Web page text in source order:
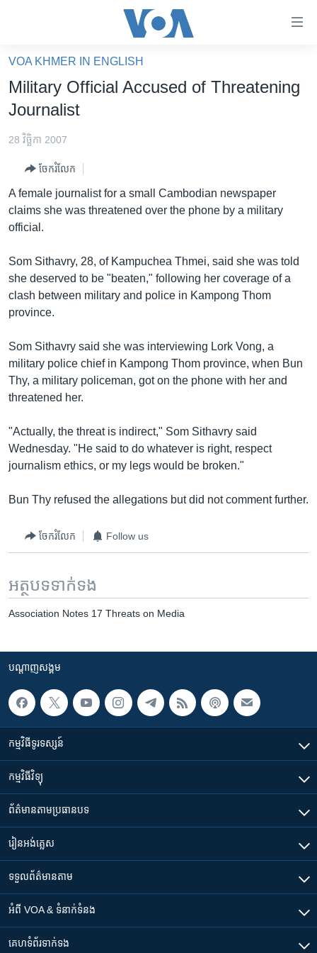
គេហទំព័រ​
ទាក់ទង
និង​
តែ​
ម្តង
រំលង​
ចូល​
ទៅ​
ទំព័រ​
រចនា
រំលង​
និង​
ចូល​
ទៅ​
ទំព័រ​
ស្វែង​
រក
ហេឡូវីអូអេ
កម្ពុជាច្នៃប្រតិដ្ឋ
ព្រឹត្តិការណ៍ព័ត៌មាន
វិទ្យុ / ផតខាសថ៍
Khmer English
បណ្តាញ​សង្គម
ភាសា
VOA KHMER IN ENGLISH
Military Official Accused of Threatening
Journalist
28 វិច្ឆិកា 2007
ចែករំលែក
A female journalist for a small Cambodian newspaper
claims she was threatened over the phone by a military
official.
Som Sithavry, 28, of Kampuchea Thmei, said she was told
she deserved to be "beaten," following her coverage of a
clash between military and police in Kampong Thom
province.
Som Sithavry said she was interviewing Lork Vong, a
military police chief in Kampong Thom province, when Bun
Thy, a military policeman, got on the phone with her and
threatened her.
"Actually, the threat is indirect," Som Sithavry said
Wednesday. "He said to do whatever is right, respect
journalism ethics, or my legs would be broken."
Bun Thy refused the allegations but did not comment further.
ចែករំលែក Follow us
អត្ថបទ​ទាក់ទង
Association Notes 17 Threats on Media
បណ្តាញ​សង្គម
កម្មវិធី​ទូរទស្សន៍
កម្មវិធី​វិទ្យុ
ព័ត៌មាន​តាមប្រធានបទ​
រៀន​​អង់គ្លេស
ទទួល​ព័ត៌មាន​តាម
អំពី​ VOA & ទំនាក់ទំនង
គេហទំព័រ​​ទាក់ទង